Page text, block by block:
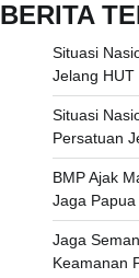
BERITA
Situasi
Jelang HUT
Situasi
Persatuan
BMP Ajak
Jaga
Jaga
Keamanan